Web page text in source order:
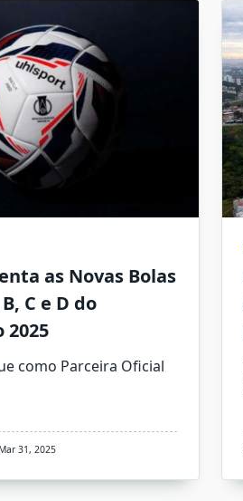
as Novas Bolas
C e D do
2025
como Parceira Oficial
Mar 31, 2025